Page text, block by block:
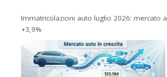
Immatricolazioni auto luglio 2026: mercato a
+3,9%